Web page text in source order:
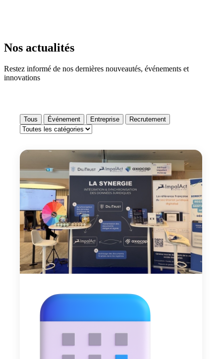
Nos actualités
Restez informé de nos dernières nouveautés, événements et
innovations
Tous Événement Entreprise Recrutement